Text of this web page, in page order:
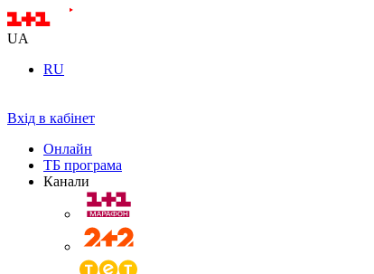
UA
RU
Вхід в кабінет
Онлайн
ТБ програма
Канали